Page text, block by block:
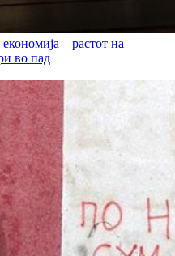
– растот на
во пад